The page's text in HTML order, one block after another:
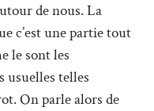
de nous. La
c’est une partie tout
le sont les
usuelles telles
On parle alors de